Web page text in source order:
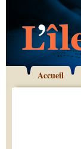
Accueil